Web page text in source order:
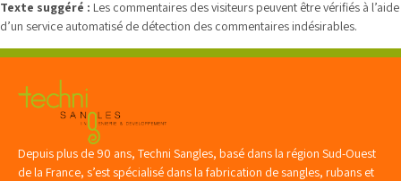
Texte suggéré : Les commentaires des visiteurs peuvent être vérifiés à l’aide
d’un service automatisé de détection des commentaires indésirables.
Depuis plus de 90 ans, Techni Sangles, basé dans la région Sud-Ouest
de la France, s’est spécialisé dans la fabrication de sangles, rubans et